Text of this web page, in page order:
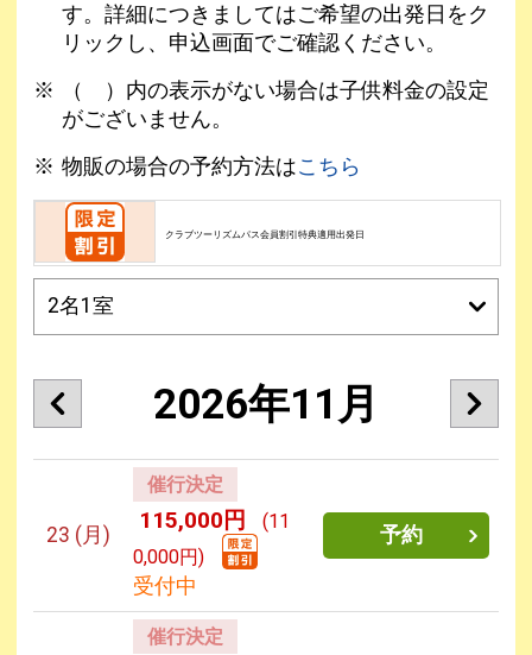
す。詳細につきましてはご希望の出発日をク
リックし、申込画面でご確認ください。
（ ）内の表示がない場合は子供料金の設定
がございません。
物販の場合の予約方法はこちら
クラブツーリズムパス会員割引特典適用出発日
2026年11月
23 (月)
催行決定
115,000円
(11
0,000円)
受付中
予約
催行決定